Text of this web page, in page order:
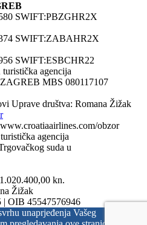
SWIFT:PBZGHR2X
SWIFT:ZABAHR2X
SWIFT:ESBCHR22
agencija
MBS 080117107
Uprave društva: Romana Žižak
obzor
agencija
suda u
kn.
Žižak
OIB 45547576946
unaprjeđenja Vašeg